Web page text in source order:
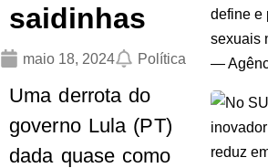
saidinhas
maio 18, 2024 Política
Uma derrota do
governo Lula (PT)
dada quase como